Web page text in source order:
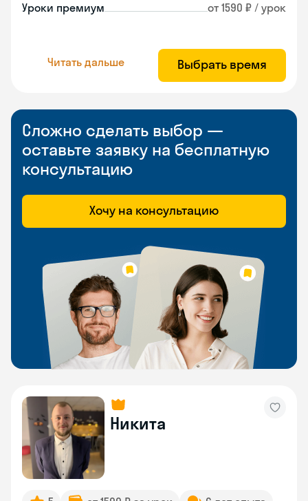
Уроки премиум от 1590 ₽ / урок
Читать дальше Выбрать время
Сложно сделать выбор —
оставьте заявку на бесплатную
консультацию
Хочу на консультацию
Никита